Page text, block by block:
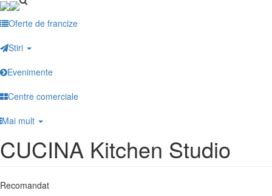
Oferte de francize
Stiri
Evenimente
Centre comerciale
Mai mult
CUCINA Kitchen Studio
Recomandat